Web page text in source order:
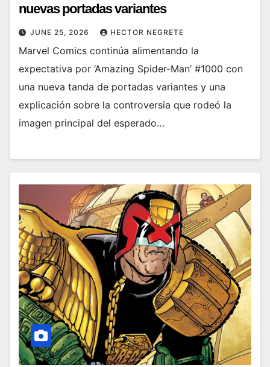
nuevas portadas variantes
JUNE 25, 2026 HECTOR NEGRETE
Marvel Comics continúa alimentando la
expectativa por ‘Amazing Spider-Man’ #1000 con
una nueva tanda de portadas variantes y una
explicación sobre la controversia que rodeó la
imagen principal del esperado…